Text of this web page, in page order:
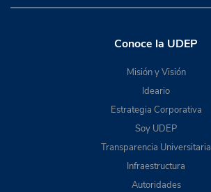
Conoce la UDEP
Misión y Visión
Ideario
Estrategia Corporativa
Soy UDEP
Transparencia Universitaria
Infraestructura
Autoridades